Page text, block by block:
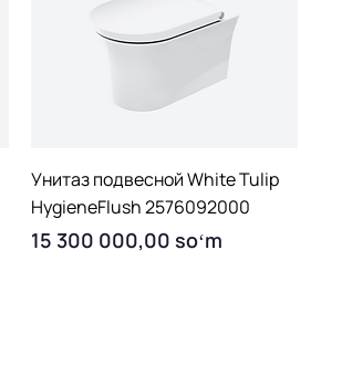
Quick View
Унитаз подвесной White Tulip
HygieneFlush 2576092000
Price
15 300 000,00 soʻm